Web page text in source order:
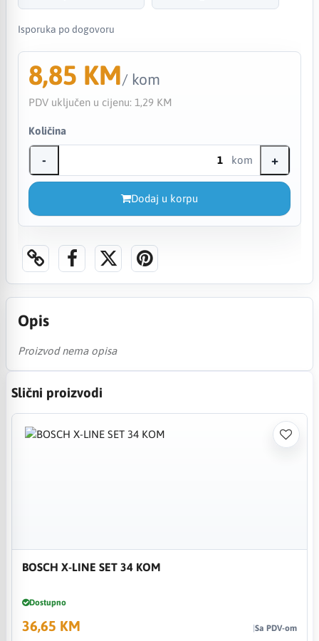
Isporuka po dogovoru
8,85 KM/ kom
PDV uključen u cijenu: 1,29 KM
Količina
- kom +
Dodaj u korpu
Opis
Proizvod nema opisa
Slični proizvodi
BOSCH X-LINE SET 34 KOM
Dostupno
36,65 KM Sa PDV-om